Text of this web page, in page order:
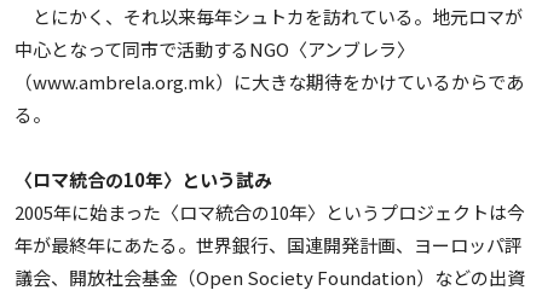
とにかく、それ以来毎年シュトカを訪れている。地元ロマが
中心となって同市で活動するNGO〈アンブレラ〉
（www.ambrela.org.mk）に大きな期待をかけているからであ
る。
〈ロマ統合の10年〉という試み
2005年に始まった〈ロマ統合の10年〉というプロジェクトは今
年が最終年にあたる。世界銀行、国連開発計画、ヨーロッパ評
議会、開放社会基金（Open Society Foundation）などの出資